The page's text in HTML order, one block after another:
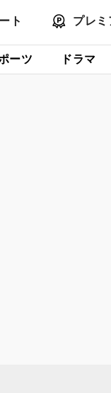
ト プレミ
ーツ ドラマ